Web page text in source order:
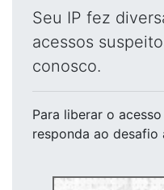
Seu IP fez
acessos
conosco.
Para liberar o acesso
responda ao desafio